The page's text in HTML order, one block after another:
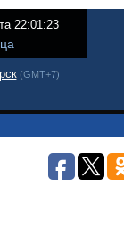
22:01:23
(GMT+7)